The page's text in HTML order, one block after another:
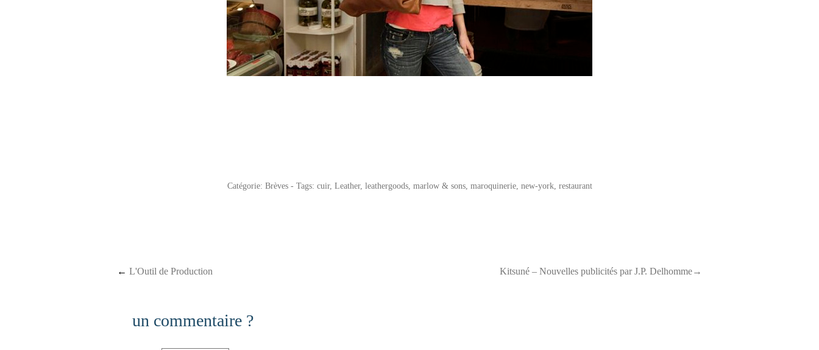
Catégorie: Brèves- Tags: cuir, Leather, leathergoods, marlow & sons, maroquinerie, new-york, restaurant
Post navigation
← L'Outil de Production Kitsuné – Nouvelles publicités par J.P. Delhomme→
un commentaire ?